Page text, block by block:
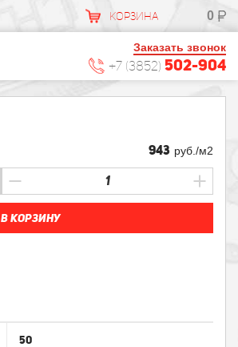
КОРЗИНА 0
Заказать звонок
+7 (3852) 502-904
943 руб./м2
В корзину
50